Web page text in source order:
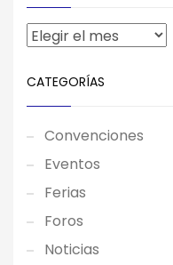
CATEGORÍAS
Convenciones
Eventos
Ferias
Foros
Noticias